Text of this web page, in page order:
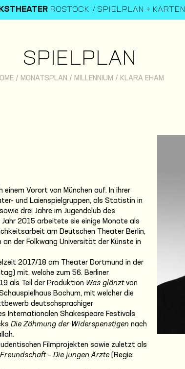
ROSTOCK SPIELPLAN + KARTEN
SPIELPLAN
/ MONATSPLAN / MILLENNIUM / KLARA EHAM
einem Vorort von München auf. In ihrer
und Laienspielgruppen, als Statistin in
drei Jahre im Jugendclub des
2015 arbeitete sie einige Monate als
am Deutschen Theater Berlin,
der Folkwang Universität der Künste in
2017/18 am Theater Dortmund in der
mit, welche zum 56. Berliner
als Teil der Produktion Was glänztvon
Bochum, mit welcher die
deutschsprachiger
Internationalen Shakespeare Festivals
Die Zähmung der Widerspenstigen nach
Filmprojekten sowie zuletzt als
– Die jungen Ärzte (Regie: